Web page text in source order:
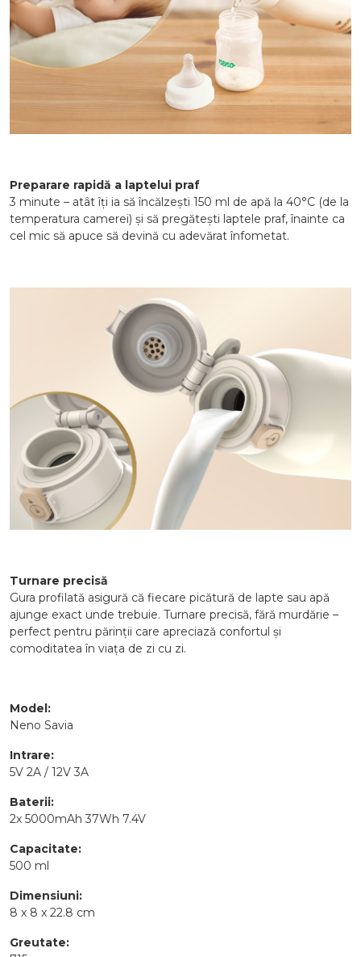
Preparare rapidă a laptelui praf
3 minute – atât îți ia să încălzești 150 ml de apă la 40°C (de la
temperatura camerei) și să pregătești laptele praf, înainte ca
cel mic să apuce să devină cu adevărat înfometat.
Turnare precisă
Gura profilată asigură că fiecare picătură de lapte sau apă
ajunge exact unde trebuie. Turnare precisă, fără murdărie –
perfect pentru părinții care apreciază confortul și
comoditatea în viața de zi cu zi.
Model:
Neno Savia
Intrare:
5V 2A / 12V 3A
Baterii:
2x 5000mAh 37Wh 7.4V
Capacitate:
500 ml
Dimensiuni:
8 x 8 x 22.8 cm
Greutate: